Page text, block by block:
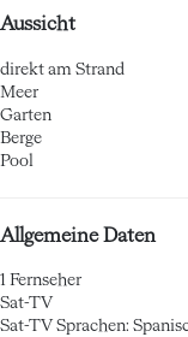
Aussicht
direkt am Strand
Meer
Garten
Berge
Pool
Allgemeine Daten
1 Fernseher
Sat-TV
Sat-TV Sprachen: